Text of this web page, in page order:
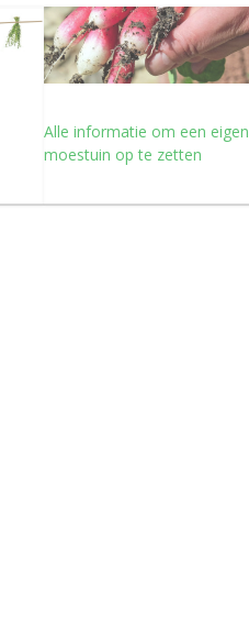
Alle informatie om een eigen
moestuin op te zetten